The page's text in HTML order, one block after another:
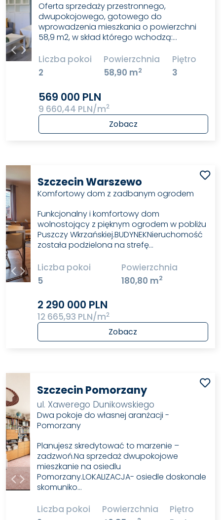
Oferta sprzedaży przestronnego,
dwupokojowego, gotowego do
wprowadzenia mieszkania o powierzchni
58,9 m2, w skład którego wchodzą:…
Liczba pokoi
2
Powierzchnia
58,90 m2
Piętro
3
569 000 PLN
9 660,44 PLN/m2
Zobacz
Szczecin Warszewo
Komfortowy dom z zadbanym ogrodem
Funkcjonalny i komfortowy dom
wolnostojący z pięknym ogrodem w pobliżu
Puszczy Wkrzańskiej.BUDYNEKNieruchomość
została podzielona na strefę…
Liczba pokoi
5
Powierzchnia
180,80 m2
2 290 000 PLN
12 665,93 PLN/m2
Zobacz
Szczecin Pomorzany
ul. Xawerego Dunikowskiego
Dwa pokoje do własnej aranżacji -
Pomorzany
Planujesz skredytować to marzenie –
zadzwoń.Na sprzedaż dwupokojowe
mieszkanie na osiedlu
Pomorzany.LOKALIZACJA- osiedle doskonale
skomuniko…
Liczba pokoi
Powierzchnia
Piętro